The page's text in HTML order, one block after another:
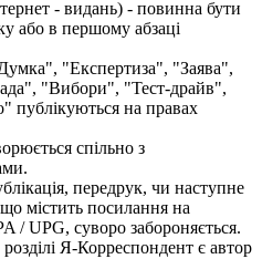
- видань) - повинна бути
або в першому абзаці
"Експертиза", "Заява",
"Вибори", "Тест-драйв",
на правах
спільно з
передрук, чи наступне
містить посилання на
/ UPG, суворо забороняється.
Я-Корреспондент є автор